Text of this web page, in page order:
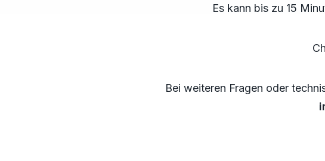
Es kann bis zu 15
Bei weiteren Fragen oder